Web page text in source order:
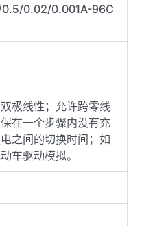
0.5/0.02/0.001A-96C
极线性；允许跨零线
在一个步骤内没有充
之间的切换时间；如
车驱动模拟。